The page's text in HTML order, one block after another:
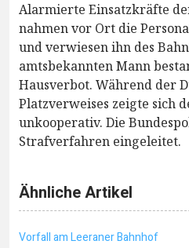
Alarmierte Einsatzkräfte
nahmen vor Ort die
und verwiesen ihn des
amtsbekannten Mann
Hausverbot. Während der
Platzverweises zeigte sich
unkooperativ. Die
Strafverfahren eingeleitet.
Ähnliche Artikel
Vorfall am Leeraner Bahnhof